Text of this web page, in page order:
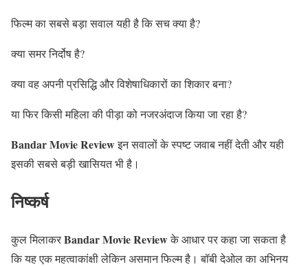
फिल्म का सबसे बड़ा सवाल यही है कि सच क्या है?
क्या समर निर्दोष है?
क्या वह अपनी प्रसिद्धि और विशेषाधिकारों का शिकार बना?
या फिर किसी महिला की पीड़ा को नजरअंदाज किया जा रहा है?
Bandar Movie Reviewइन सवालों के स्पष्ट जवाब नहीं देती और यही
इसकी सबसे बड़ी खासियत भी है।
निष्कर्ष
कुल मिलाकरBandar Movie Reviewके आधार पर कहा जा सकता है
कि यह एक महत्वाकांक्षी लेकिन असमान फिल्म है। बॉबी देओल का अभिनय